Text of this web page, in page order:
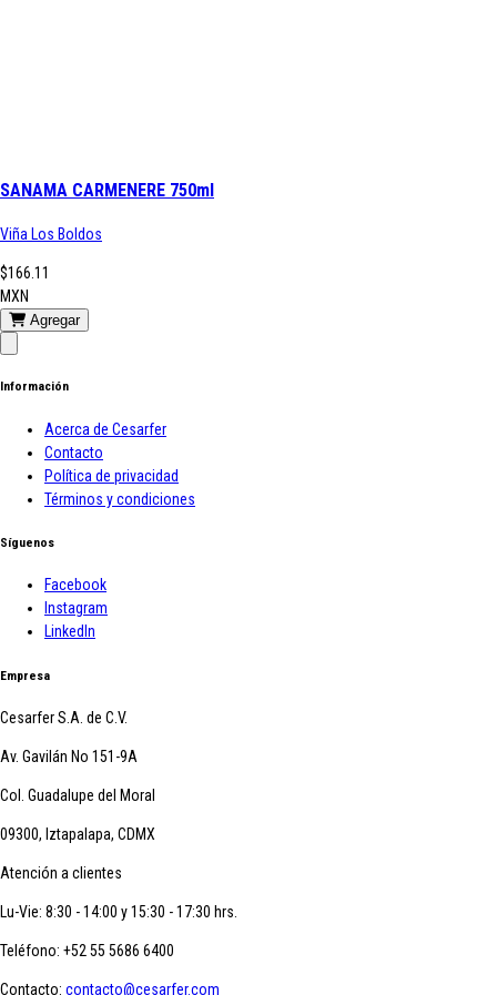
SANAMA CARMENERE 750ml
Viña Los Boldos
$166.11
MXN
Agregar
Información
Acerca de Cesarfer
Contacto
Política de privacidad
Términos y condiciones
Síguenos
Facebook
Instagram
LinkedIn
Empresa
Cesarfer S.A. de C.V.
Av. Gavilán No 151-9A
Col. Guadalupe del Moral
09300, Iztapalapa, CDMX
Atención a clientes
Lu-Vie: 8:30 - 14:00 y 15:30 - 17:30 hrs.
Teléfono: +52 55 5686 6400
Contacto: contacto@cesarfer.com